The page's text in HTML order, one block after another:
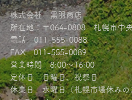
（税込み）
株式会社 黒羽商店
所在地：〒064-0808 札幌市中
電話 011-555-0088
FAX 011-555-0089
営業時間 8:00〜16:00
定休日 日曜日、祝祭日
休業日 水曜日（札幌市場休みの